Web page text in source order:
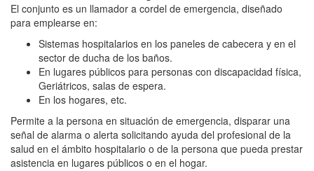
El conjunto es un llamador a cordel de emergencia, diseñado
para emplearse en:
Sistemas hospitalarios en los paneles de cabecera y en el
sector de ducha de los baños.
En lugares públicos para personas con discapacidad física,
Geriátricos, salas de espera.
En los hogares, etc.
Permite a la persona en situación de emergencia, disparar una
señal de alarma o alerta solicitando ayuda del profesional de la
salud en el ámbito hospitalario o de la persona que pueda prestar
asistencia en lugares públicos o en el hogar.